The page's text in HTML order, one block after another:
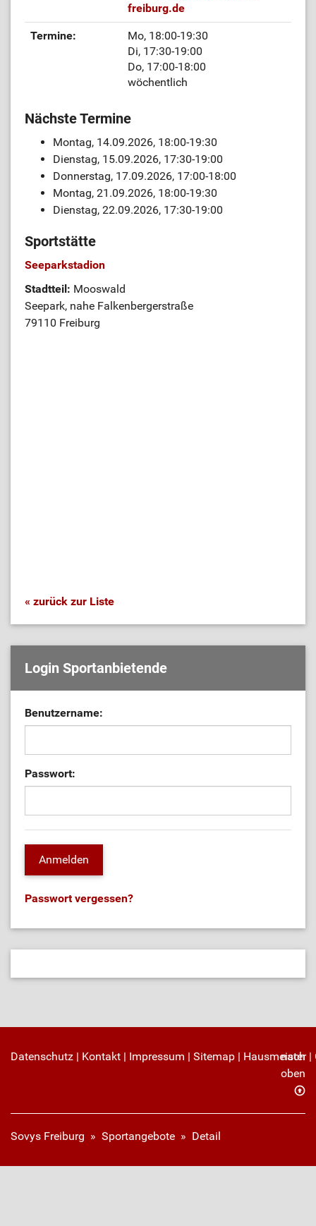
freiburg.de
Termine:
Mo, 18:00-19:30
Di, 17:30-19:00
Do, 17:00-18:00
wöchentlich
Nächste Termine
Montag, 14.09.2026, 18:00-19:30
Dienstag, 15.09.2026, 17:30-19:00
Donnerstag, 17.09.2026, 17:00-18:00
Montag, 21.09.2026, 18:00-19:30
Dienstag, 22.09.2026, 17:30-19:00
Sportstätte
Seeparkstadion
Stadtteil: Mooswald
Seepark, nahe Falkenbergerstraße
79110 Freiburg
« zurück zur Liste
Login Sportanbietende
Benutzername:
Passwort:
Passwort vergessen?
Datenschutz | Kontakt | Impressum | Sitemap | Hausmeister|
nach
oben
Sovys Freiburg » Sportangebote » Detail